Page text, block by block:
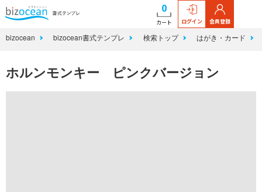
0
カート ログイン 会員登録
bizocean bizocean書式テンプレ 検索トップ はがき・カード
ホルンモンキー ピンクバージョン